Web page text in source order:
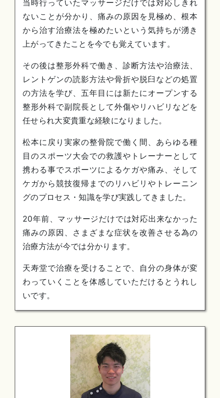
当時行っていたマッサージだけでは対応しきれ
ないことが分かり、痛みの原因を見極め、根本
から治す治療法を極めたいという気持ちが湧き
上がってきたことを今でも覚えています。
その後は整形外科で働き、診断方法や治療法、
レントゲンの読影方法や骨折や脱臼などの処置
の方法を学び、五年目には新たにオープンする
整形外科で副院長として外傷やリハビリなどを
任せられ大変貴重な経験になりました。
松本に戻り実家の整骨院で働く間、あらゆる種
目のスポーツ大会での救護やトレーナーとして
携わる事でスポーツによるケガや痛み、そして
ケガから競技復帰までのリハビリやトレーニン
グのプロセス・知識を学び実践してきました。
20年前、マッサージだけでは対応出来なかった
痛みの原因、さまざまな症状を改善させる為の
治療方法が今では分かります。
天寿堂で治療を受けることで、自分の身体が変
わっていくことを体感していただけるとうれし
いです。